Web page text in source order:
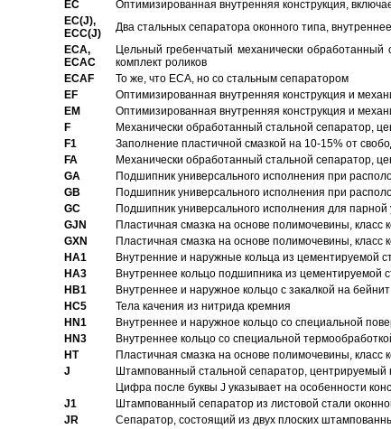
EC
Oптимизированная внутренняя конструкция,
EC(J),
ECC(J)
Два стальных сепаратора оконного типа,
ECA,
ECAC
Цельный гребенчатый механически
комплект роликов
ECAF
То же, что ECA, но со стальным сепаратором
EF
Оптимизированная внутренняя конструкция и
EM
Оптимизированная внутренняя конструкция и
F
Механически обработанный стальной сепаратор,
F1
Заполнение пластичной смазкой на 10-15% от
FA
Механически обработанный стальной сепаратор,
GA
Подшипник универсального исполнения при
GB
Подшипник универсального исполнения при
GC
Подшипник универсального исполнения для
GJN
Пластичная смазка на основе полимочевины, класс
GXN
Пластичная смазка на основе полимочевины, класс
HA1
Внутренние и наружные кольца из цементируемой
HA3
Bнутреннее кольцо подшипника из цементируемой
HB1
Bнутреннее и наружное кольцо с закалкой на бейнит
HC5
Тела качения из нитрида кремния
HN1
Bнутреннее и наружное кольцо со специальной
HN3
Внутреннее кольцо со специальной
HT
Пластичная смазка на основе полимочевины, класс
J
Штампованный стальной сепаратор,
Цифра после буквы J указывает на особенности
J1
Штампованный сепаратор из листовой стали
JR
Сепаратор, состоящий из двух плоских